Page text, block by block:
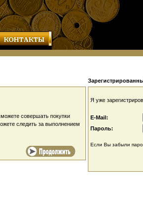
совершать покупки
следить за выполнением
Я уже
E-Mail:
Пароль:
Если Вы забыли